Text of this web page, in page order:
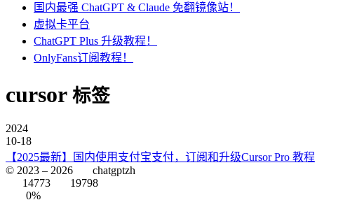
国内最强 ChatGPT & Claude 免翻镜像站！
虚拟卡平台
ChatGPT Plus 升级教程！
OnlyFans订阅教程！
cursor 标签
2024
10-18
【2025最新】国内使用支付宝支付，订阅和升级Cursor Pro 教程
© 2023 – 2026
chatgptzh
14773
19798
0%